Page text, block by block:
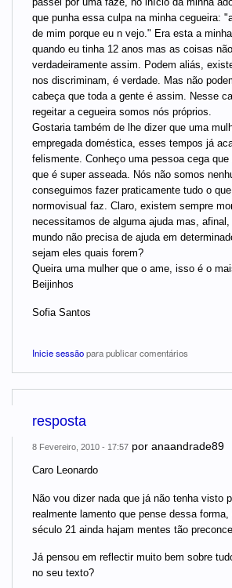
que punha essa culpa na minha cegueira:
de mim porque eu n vejo." Era esta a
quando eu tinha 12 anos mas as coisas
verdadeiramente assim. Podem aliás,
nos discriminam, é verdade. Mas não
cabeça que toda a gente é assim. Nesse
regeitar a cegueira somos nós próprios.
Gostaria também de lhe dizer que uma
empregada doméstica, esses tempos já
felismente. Conheço uma pessoa cega
que é super asseada. Nós não somos
conseguimos fazer praticamente tudo o
normovisual faz. Claro, existem sempre
necessitamos de alguma ajuda mas,
mundo não precisa de ajuda em
sejam eles quais forem?
Queira uma mulher que o ame, isso é o
Beijinhos
Sofia Santos
Inicie sessãopara publicar comentários
resposta
8 Fevereiro, 2010 - 17:57 por anaandrade89
Caro Leonardo
Não vou dizer nada que já não tenha visto
realmente lamento que pense dessa
século 21 ainda hajam mentes tão
Já pensou em reflectir muito bem sobre
no seu texto?